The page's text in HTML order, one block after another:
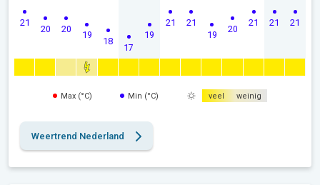
21
20 20
19
18
17
19
21 21
19
20
21 21 21
Max (°C) Min (°C) veel weinig
Weertrend Nederland